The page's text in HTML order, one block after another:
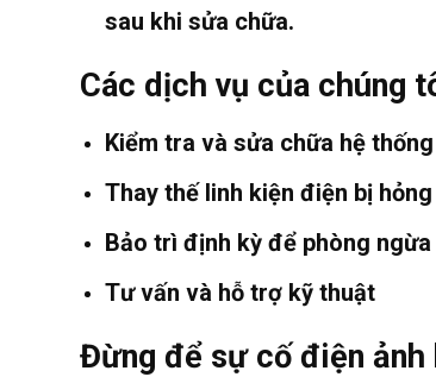
sau khi sửa chữa.
Các dịch vụ của chúng
Kiểm tra và sửa chữa hệ
Thay thế linh kiện điện bị hỏng
Bảo trì định kỳ để phòng
Tư vấn và hỗ trợ kỹ thuật
Đừng để sự cố điện ảnh